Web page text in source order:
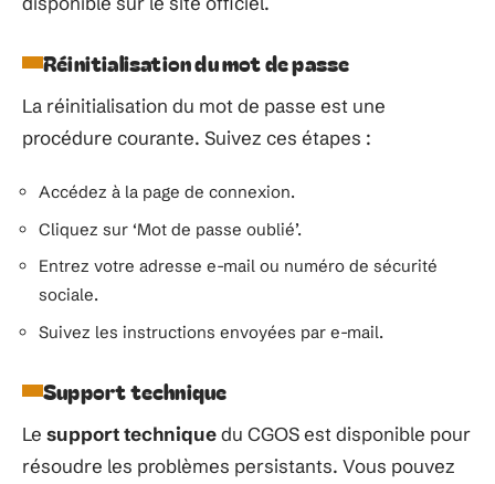
Réinitialisation du mot de passe
La réinitialisation du mot de passe est une
procédure courante. Suivez ces étapes :
Accédez à la page de connexion.
Cliquez sur ‘Mot de passe oublié’.
Entrez votre adresse e-mail ou numéro de sécurité
sociale.
Suivez les instructions envoyées par e-mail.
Support technique
Le support techniquedu CGOS est disponible pour
résoudre les problèmes persistants. Vous pouvez